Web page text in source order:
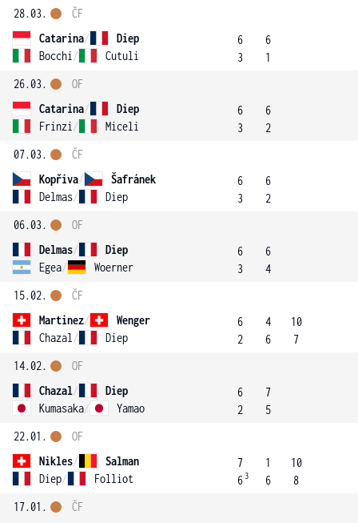
28.03.
Catarina/
Diep
Bocchi / Cutuli
ČF
6
3
6
1
26.03.
Catarina/
Diep
Frinzi / Miceli
OF
6
3
6
2
07.03.
Kopřiva/
Šafránek
Delmas/ Diep
ČF
6
3
6
2
06.03.
Delmas/
Diep
Egea/ Woerner
OF
6
3
6
4
15.02.
Martinez/
Wenger
Chazal / Diep
ČF
6
2
4
6
10
7
14.02.
Chazal/
Diep
Kumasaka/ Yamao
OF
6
2
7
5
22.01.
Nikles/
Salman
Diep/ Folliot
OF
7
6 3
1
6
10
8
17.01.
ČF